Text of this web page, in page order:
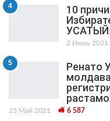
4
10
2 Июнь 2021
5
Ренато
25 Май 2021 6 587